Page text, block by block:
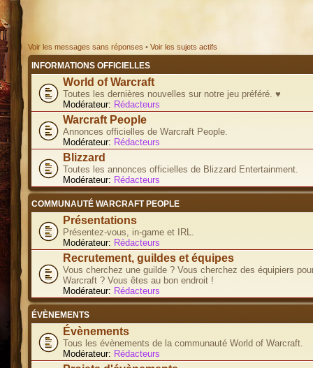
Voir les messages sans réponses • Voir les sujets actifs
INFORMATIONS OFFICIELLES
World of Warcraft
Toutes les dernières nouvelles sur notre jeu préféré. ♥
Modérateur: Rédacteurs
Warcraft People
Annonces officielles de Warcraft People.
Modérateur: Rédacteurs
Blizzard
Toutes les annonces officielles de Blizzard Entertainment.
Modérateur: Rédacteurs
COMMUNAUTÉ WARCRAFT PEOPLE
Présentations
Présentez-vous, in-game et IRL.
Modérateur: Rédacteurs
Recrutement, guildes et équipes
Vous cherchez une guilde ? Vous cherchez des équipiers
Warcraft ? Vous êtes au bon endroit !
Modérateur: Rédacteurs
ÉVÈNEMENTS
Évènements
Tous les évènements de la communauté World of Warcraft.
Modérateur: Rédacteurs